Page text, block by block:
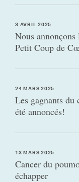
3 AVRIL 2025
Nous
Petit Coup de
24 MARS 2025
Les gagnants du
été annoncés!
13 MARS 2025
Cancer du
échapper